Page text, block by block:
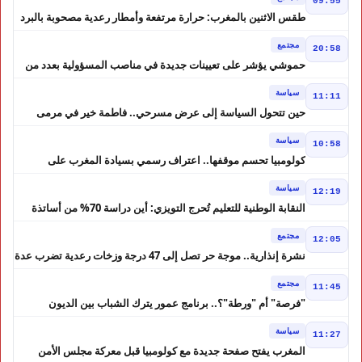
طقس الاثنين بالمغرب: حرارة مرتفعة وأمطار رعدية مصحوبة بالبرد
20:58 مجتمع
حموشي يؤشر على تعيينات جديدة في مناصب المسؤولية بعدد من
11:11 سياسة
حين تتحول السياسة إلى عرض مسرحي.. فاطمة خير في مرمى
10:58 سياسة
كولومبيا تحسم موقفها.. اعتراف رسمي بسيادة المغرب على
12:19 سياسة
النقابة الوطنية للتعليم تُحرج التويزي: أين دراسة 70% من أساتذة
12:05 مجتمع
نشرة إنذارية.. موجة حر تصل إلى 47 درجة وزخات رعدية تضرب عدة
11:45 مجتمع
"فرصة" أم "ورطة"؟.. برنامج عمور يترك الشباب بين الديون
11:27 سياسة
المغرب يفتح صفحة جديدة مع كولومبيا قبل معركة مجلس الأمن